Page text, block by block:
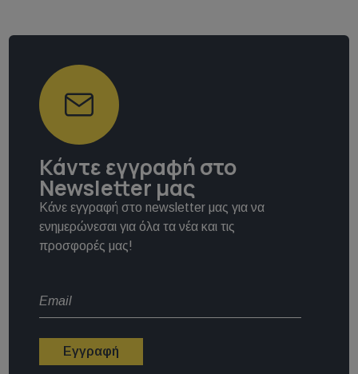
Κάντε εγγραφή στο
Newsletter μας
Κάνε εγγραφή στο newsletter μας για να
ενημερώνεσαι για όλα τα νέα και τις
προσφορές μας!
Εγγραφή